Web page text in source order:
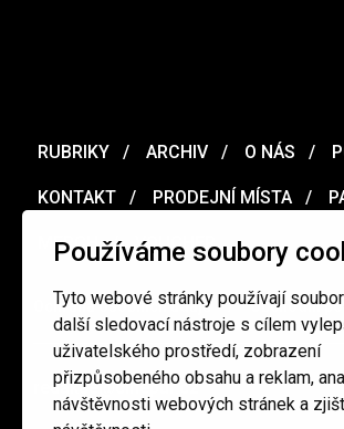
Používáme soubory
Tyto webové stránky používají
další sledovací nástroje s cílem
uživatelského prostředí, zobrazení
přizpůsobeného obsahu a reklam,
návštěvnosti webových stránek a
RUBRIKY ARCHIV O NÁS
KONTAKT PRODEJNÍ MÍSTA
MERCH VOUCHER
Ochrana osobních údajů / Obchodní
redakce@cinepur.cz